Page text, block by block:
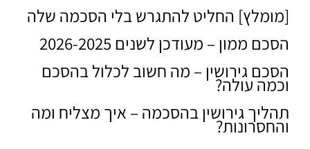
[מומלץ] החליט להתגרש בלי הסכמה שלה
הסכם ממון – מעודכן לשנים 2026-2025
הסכם גירושין – מה חשוב לכלול בהסכם
וכמה עולה?
תהליך גירושין בהסכמה – איך מצליח ומה
והחסרונות?